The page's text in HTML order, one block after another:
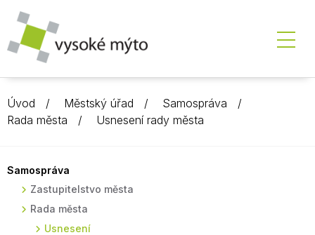
Úvod Městský úřad
Samospráva
Rada města
Usnesení rady města
Samospráva
Zastupitelstvo města
Rada města
Usnesení